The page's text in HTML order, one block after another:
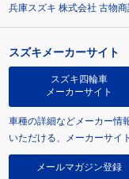
兵庫スズキ 株式会社 古物
スズキメーカーサイト
スズキ四輪車
メーカーサイト
車種の詳細などメーカー情
いただける、メーカーサイ
メールマガジン登録